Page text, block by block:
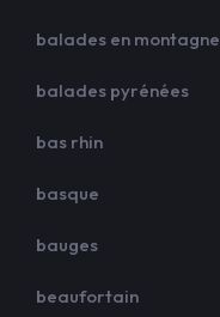
balades en montagne
balades pyrénées
bas rhin
basque
bauges
beaufortain